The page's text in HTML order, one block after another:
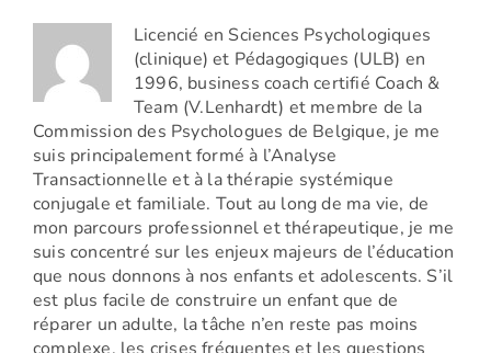
Licencié en Sciences Psychologiques
(clinique) et Pédagogiques (ULB) en
1996, business coach certifié Coach &
Team (V.Lenhardt) et membre de la
Commission des Psychologues de Belgique, je me
suis principalement formé à l’Analyse
Transactionnelle et à la thérapie systémique
conjugale et familiale. Tout au long de ma vie, de
mon parcours professionnel et thérapeutique, je me
suis concentré sur les enjeux majeurs de l’éducation
que nous donnons à nos enfants et adolescents. S’il
est plus facile de construire un enfant que de
réparer un adulte, la tâche n’en reste pas moins